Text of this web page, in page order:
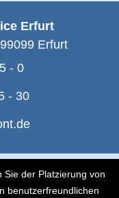
Sie der Platzierung von
benutzerfreundlichen
Erfurt
99099 Erfurt
- 0
- 30